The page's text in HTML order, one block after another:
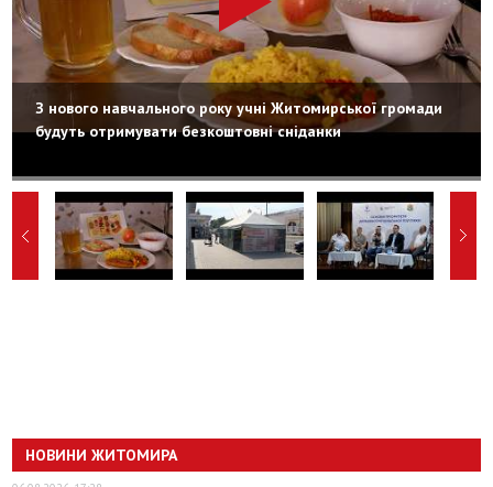
З нового навчального року учні Житомирської громади
будуть отримувати безкоштовні сніданки
НОВИНИ ЖИТОМИРА